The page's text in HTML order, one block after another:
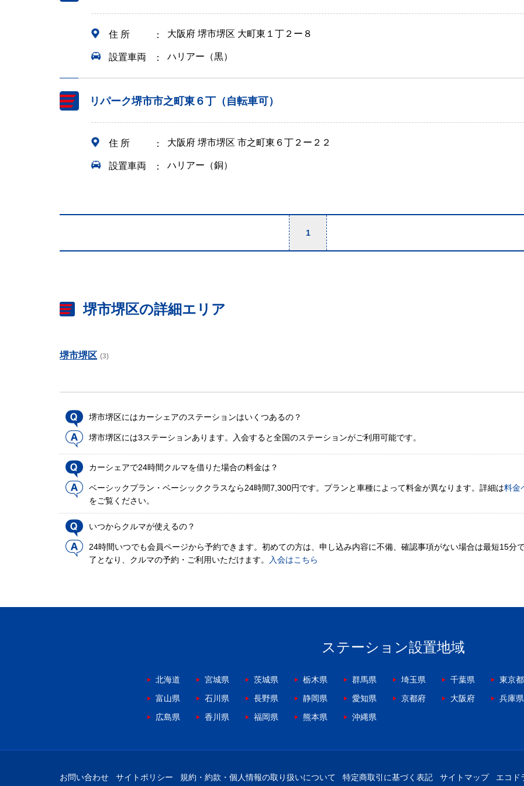
住 所 大阪府 堺市堺区 大町東１丁２ー８
設置車両 ハリアー（黒）
リパーク堺市市之町東６丁（自転車可）
住 所 大阪府 堺市堺区 市之町東６丁２ー２２
設置車両 ハリアー（銅）
1
堺市堺区の詳細エリア
堺市堺区 (3)
堺市堺区にはカーシェアのステーションはいくつあるの？
堺市堺区には3ステーションあります。入会すると全国のステーションがご利用可能です。
カーシェアで24時間クルマを借りた場合の料金は？
ベーシックプラン・ベーシッククラスなら24時間7,300円です。プランと車種によって料金が異なります。詳細は料金
をご覧ください。
いつからクルマが使えるの？
24時間いつでも会員ページから予約できます。初めての方は、申し込み内容に不備、確認事項がない場合は最短15分
了となり、クルマの予約・ご利用いただけます。
入会はこちら
ステーション設置地域
北海道 宮城県 茨城県 栃木県 群馬県 埼玉県 千葉県
東京都
富山県
石川県 長野県 静岡県 愛知県 京都府 大阪府
兵庫県
広島県
香川県 福岡県 熊本県 沖縄県
お問い合わせ サイトポリシー 規約・約款・個人情報の取り扱いについて 特定商取引に基づく表記 サイトマップ エコド